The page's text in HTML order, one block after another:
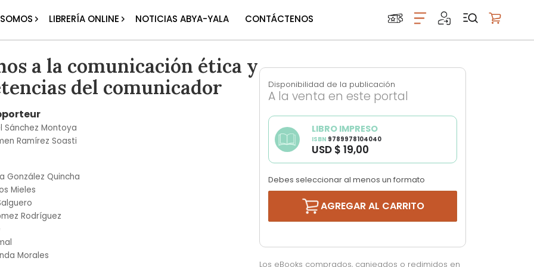
LIBRERÍA ONLINE NOTICIAS ABYA-YALA CONTÁCTENOS
a la comunicación ética y
del comunicador
Sánchez Montoya
Ramírez Soasti
González Quincha
Mieles
Rodríguez
Morales
Disponibilidad de la publicación
A la venta en este portal
LIBRO IMPRESO
ISBN 9789978104040
USD $ 19,00
Debes seleccionar al menos un formato
AGREGAR AL CARRITO
Los eBooks comprados, canjeados o redimidos en